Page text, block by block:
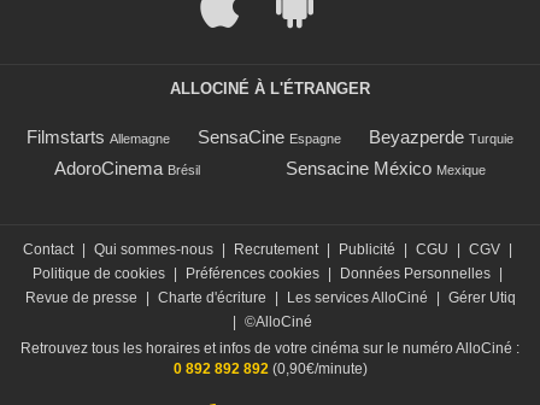
ALLOCINÉ À L'ÉTRANGER
Filmstarts Allemagne SensaCine Espagne Beyazperde Turquie
AdoroCinema Brésil Sensacine México Mexique
Contact Qui sommes-nous Recrutement Publicité CGU CGV
Politique de cookies
Préférences cookies Données Personnelles
Revue de presse
Charte d'écriture Les services AlloCiné
Gérer Utiq
©AlloCiné
Retrouvez tous les horaires et infos de votre cinéma sur le numéro AlloCiné :
0 892 892 892(0,90€/minute)